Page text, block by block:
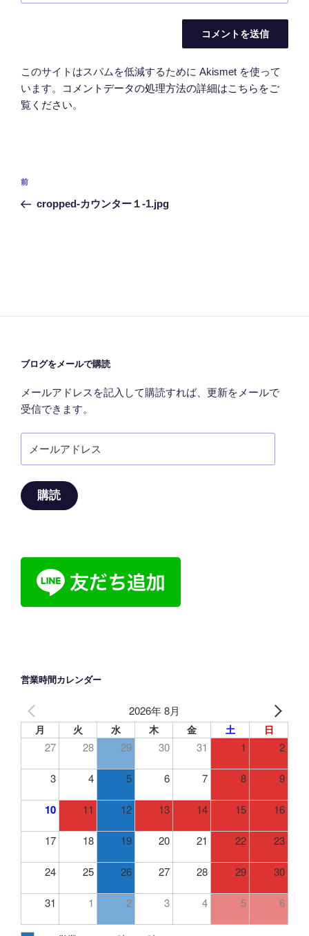
このサイトはスパムを低減するために Akismet を使って
います。
コメントデータの処理方法の詳細はこちらをご
覧ください。
投
ナ
前
の
前
cropped-カウンター１-1.jpg
ブログをメールで購読
メールアドレスを記入して購読すれば、更新をメールで
受信できます。
ー
ア
ド
購読
営業時間カレンダー
2026年 8月
月 火 水 木 金 土 日
27 28 29 30 31 1 2
3 4 5 6 7 8 9
10 11 12 13 14 15 16
17 18 19 20 21 22 23
24 25 26 27 28 29 30
31 1 2 3 4 5 6